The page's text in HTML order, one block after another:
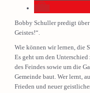
Bobby Schuller predigt über
Geistes!“.
Wie können wir lernen, die
Es geht um den
des Feindes sowie um die
Gemeinde baut. Wer lernt,
Frieden und neuer